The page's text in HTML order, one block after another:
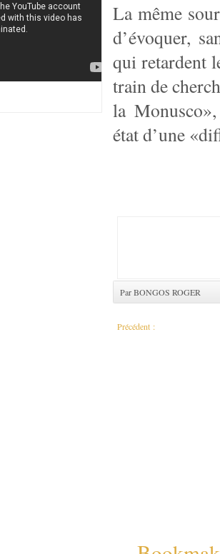
La même
d’évoquer,
qui retardent
train de
la
état d’une
Par BONGOS ROGER
Précédent :